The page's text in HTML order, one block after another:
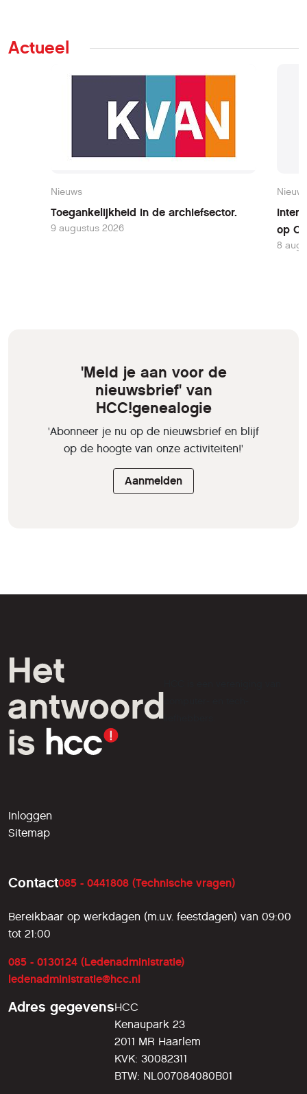
Actueel
Nieuws
Toegankelijkheid in de archiefsector.
9 augustus 2026
op
8
'Meld je aan voor de
nieuwsbrief' van
HCC!genealogie
'Abonneer je nu op de nieuwsbrief en blijf
op de hoogte van onze activiteiten!'
Aanmelden
liefhebbers.
Inloggen
Sitemap
Contact085 - 0441808 (Technische vragen)
Bereikbaar op werkdagen (m.u.v. feestdagen) van 09:00
tot 21:00
085 - 0130124 (Ledenadministratie)
ledenadministratie@hcc.nl
Adres gegevensHCC
Kenaupark 23
2011 MR Haarlem
KVK: 30082311
BTW: NL007084080B01